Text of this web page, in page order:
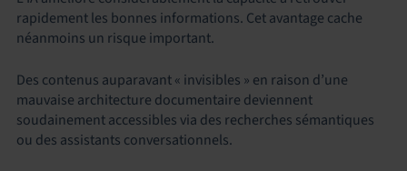
rapidement les bonnes informations. Cet avantage cache
néanmoins un risque important.
Des contenus auparavant « invisibles » en raison d’une
mauvaise architecture documentaire deviennent
soudainement accessibles via des recherches sémantiques
ou des assistants conversationnels.